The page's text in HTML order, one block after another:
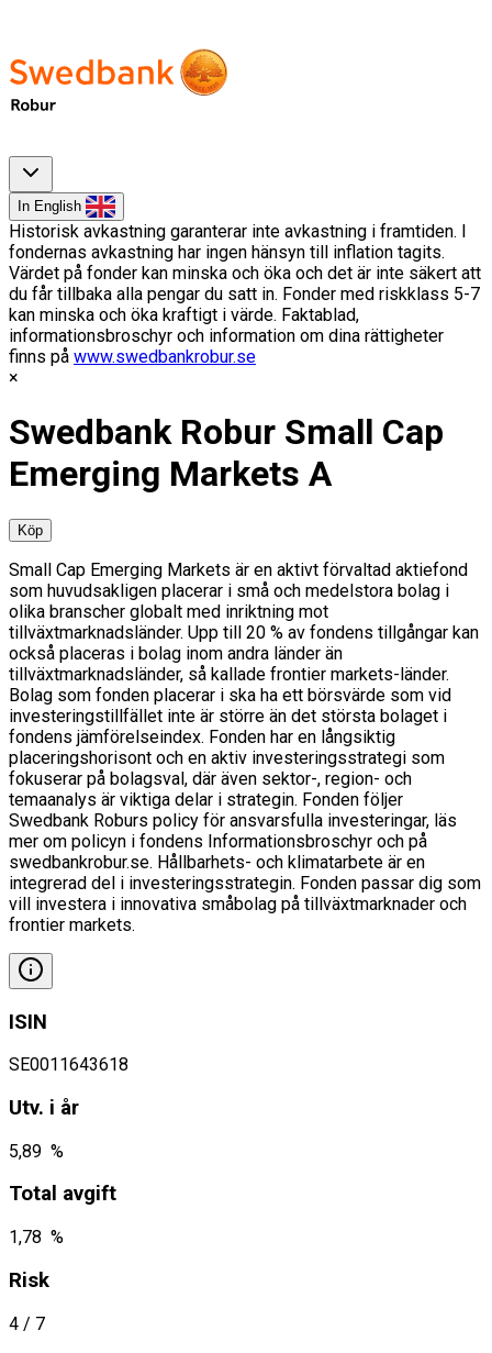
In English
Historisk avkastning garanterar inte avkastning i framtiden. I
fondernas avkastning har ingen hänsyn till inflation tagits.
Värdet på fonder kan minska och öka och det är inte säkert att
du får tillbaka alla pengar du satt in. Fonder med riskklass 5-7
kan minska och öka kraftigt i värde. Faktablad,
informationsbroschyr och information om dina rättigheter
finns på www.swedbankrobur.se
Swedbank Robur Small Cap
Emerging Markets A
Köp
Small Cap Emerging Markets är en aktivt förvaltad aktiefond
som huvudsakligen placerar i små och medelstora bolag i
olika branscher globalt med inriktning mot
tillväxtmarknadsländer. Upp till 20 % av fondens tillgångar kan
också placeras i bolag inom andra länder än
tillväxtmarknadsländer, så kallade frontier markets-länder.
Bolag som fonden placerar i ska ha ett börsvärde som vid
investeringstillfället inte är större än det största bolaget i
fondens jämförelseindex. Fonden har en långsiktig
placeringshorisont och en aktiv investeringsstrategi som
fokuserar på bolagsval, där även sektor-, region- och
temaanalys är viktiga delar i strategin. Fonden följer
Swedbank Roburs policy för ansvarsfulla investeringar, läs
mer om policyn i fondens Informationsbroschyr och på
swedbankrobur.se. Hållbarhets- och klimatarbete är en
integrerad del i investeringsstrategin. Fonden passar dig som
vill investera i innovativa småbolag på tillväxtmarknader och
frontier markets.
ISIN
SE0011643618
Utv. i år
5,89 %
Total avgift
1,78 %
Risk
4 / 7